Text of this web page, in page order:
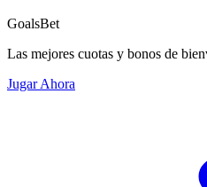
GoalsBet
Las mejores cuotas y bonos de
Jugar Ahora